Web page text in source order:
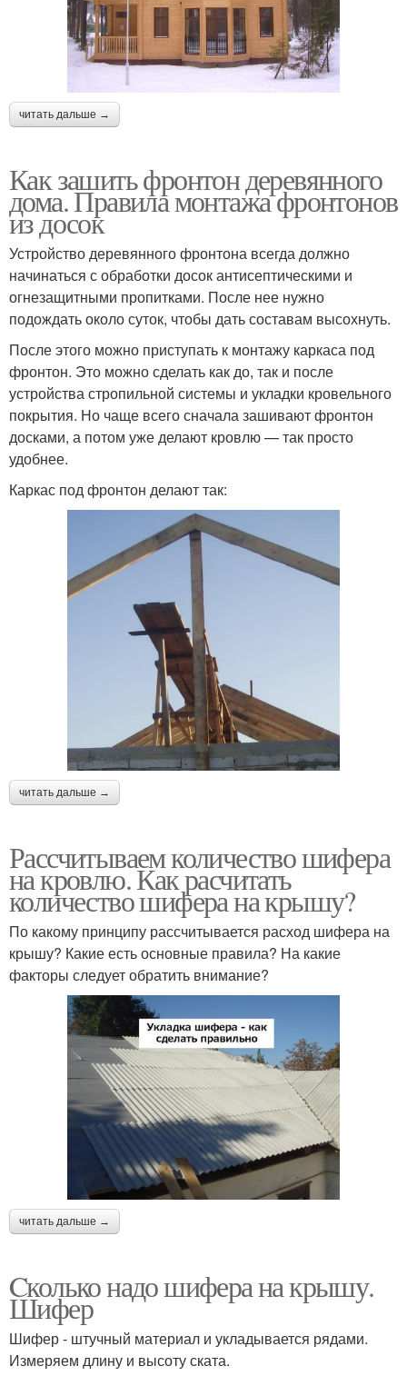
читать дальше →
Как зашить фронтон деревянного
дома. Правила монтажа фронтонов
из досок
Устройство деревянного фронтона всегда должно
начинаться с обработки досок антисептическими и
огнезащитными пропитками. После нее нужно
подождать около суток, чтобы дать составам высохнуть.
После этого можно приступать к монтажу каркаса под
фронтон. Это можно сделать как до, так и после
устройства стропильной системы и укладки кровельного
покрытия. Но чаще всего сначала зашивают фронтон
досками, а потом уже делают кровлю — так просто
удобнее.
Каркас под фронтон делают так:
читать дальше →
Рассчитываем количество шифера
на кровлю. Как расчитать
количество шифера на крышу?
По какому принципу рассчитывается расход шифера на
крышу? Какие есть основные правила? На какие
факторы следует обратить внимание?
читать дальше →
Cколько надо шифера на крышу.
Шифер
Шифер - штучный материал и укладывается рядами.
Измеряем длину и высоту ската.